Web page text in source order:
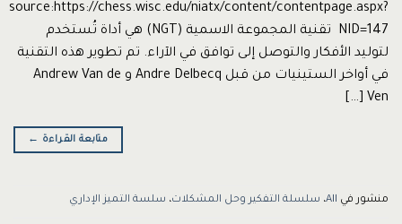
source:https://chess.wisc.edu/niatx/content/contentpage.aspx?
NID=147 تقنية المجموعة الاسمية (NGT) هي أداة تُستخدم
لتوليد الأفكار والتوصل إلى توافق في الآراء. تم تطوير هذه التقنية
في أواخر الستينيات من قبل Andre Delbecq و Andrew Van de
Ven […]
متابعة القراءة ←
منشور في All، سلسلة التفكير وحل المشكلات، سلسة التميز الإداري